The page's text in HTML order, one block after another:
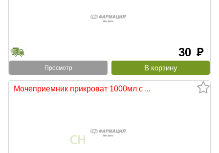
30 руб
Просмотр
Мочеприемник прикроват 1000мл с ...